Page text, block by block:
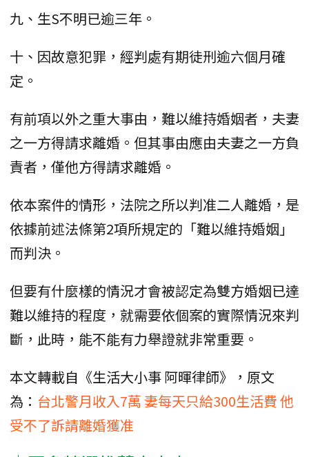
九、生S不明已逾三年。
十、因故意犯罪，經判處有期徒刑逾六個月確
定。
有前項以外之重大事由，難以維持婚姻者，夫妻
之一方得請求離婚。但其事由應由夫妻之一方負
責者，僅他方得請求離婚。
依本案件的情形，法院之所以判准二人離婚，是
依據前述法條第2項所規定的「難以維持婚姻」
而判決。
但要有什麼樣的情況才會被認定為雙方婚姻已達
難以維持的程度，就需要依個案的實際情況來判
斷，此時，能不能有力舉證就非常重要。
本文轉載自《生活大小事 阿暉律師》，原文
為： 台北警月收入7萬 妻每天只給300生活費 他
受不了訴請離婚獲准